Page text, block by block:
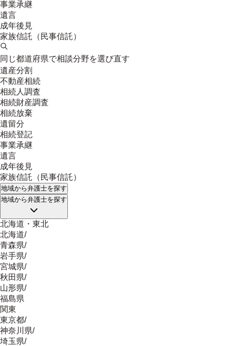
事業承継
遺言
成年後見
家族信託（民事信託）
同じ都道府県で相談分野を選び直す
遺産分割
不動産相続
相続人調査
相続財産調査
相続放棄
遺留分
相続登記
事業承継
遺言
成年後見
家族信託（民事信託）
地域から弁護士を探す
地域から弁護士を探す
北海道・東北
北海道/
青森県/
岩手県/
宮城県/
秋田県/
山形県/
福島県
関東
東京都/
神奈川県/
埼玉県/